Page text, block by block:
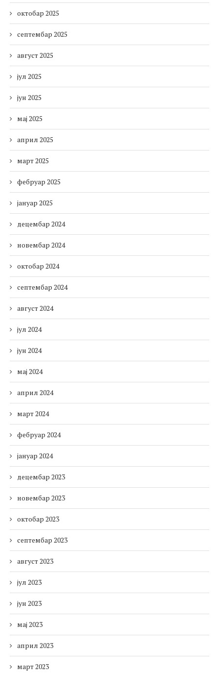
октобар 2025
септембар 2025
август 2025
јул 2025
јун 2025
мај 2025
април 2025
март 2025
фебруар 2025
јануар 2025
децембар 2024
новембар 2024
октобар 2024
септембар 2024
август 2024
јул 2024
јун 2024
мај 2024
април 2024
март 2024
фебруар 2024
јануар 2024
децембар 2023
новембар 2023
октобар 2023
септембар 2023
август 2023
јул 2023
јун 2023
мај 2023
април 2023
март 2023